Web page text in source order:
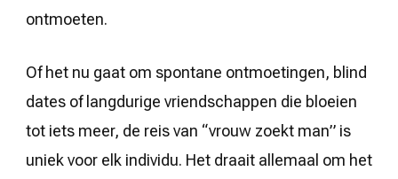
ontmoeten.
Of het nu gaat om spontane ontmoetingen, blind
dates of langdurige vriendschappen die bloeien
tot iets meer, de reis van “vrouw zoekt man” is
uniek voor elk individu. Het draait allemaal om het